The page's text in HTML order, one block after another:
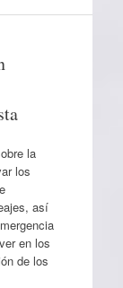
la
los
así
en los
de los